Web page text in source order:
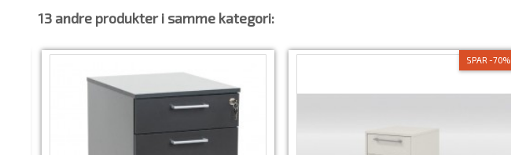
13 andre produkter i samme kategori:
SPAR -70%